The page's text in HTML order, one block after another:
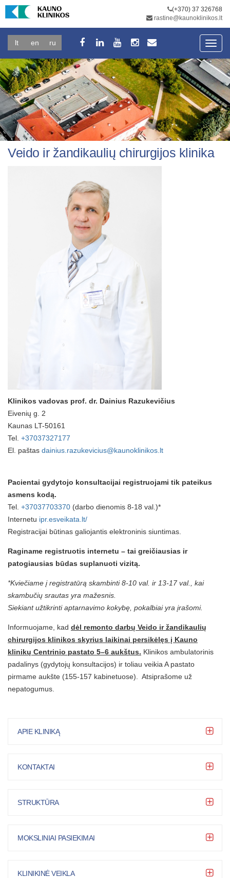
(+370) 37 326768
rastine@kaunoklinikos.lt
lt en ru
Veido ir žandikaulių chirurgijos klinika
Klinikos vadovas prof. dr. Dainius Razukevičius
Eivenių g. 2
Kaunas LT-50161
Tel. +37037327177
El. paštas dainius.razukevicius@kaunoklinikos.lt
Pacientai gydytojo konsultacijai registruojami tik pateikus
asmens kodą.
Tel. +37037703370 (darbo dienomis 8-18 val.)*
Internetu ipr.esveikata.lt/
Registracijai būtinas galiojantis elektroninis siuntimas.
Raginame registruotis internetu – tai greičiausias ir
patogiausias būdas suplanuoti vizitą.
*Kviečiame į registratūrą skambinti 8-10 val. ir 13-17 val., kai
skambučių srautas yra mažesnis.
Siekiant užtikrinti aptarnavimo kokybę, pokalbiai yra įrašomi.
Informuojame, kad dėl remonto darbų Veido ir žandikaulių
chirurgijos klinikos skyrius laikinai persikėlęs į Kauno
klinikų Centrinio pastato 5–6 aukštus. Klinikos ambulatorinis
padalinys (gydytojų konsultacijos) ir toliau veikia A pastato
pirmame aukšte (155-157 kabinetuose). Atsiprašome už
nepatogumus.
APIE KLINIKĄ
KONTAKTAI
STRUKTŪRA
MOKSLINIAI PASIEKIMAI
KLINIKINĖ VEIKLA